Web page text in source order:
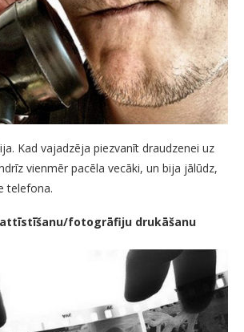
Kad vajadzēja piezvanīt draudzenei uz
vienmēr pacēla vecāki, un bija jālūdz,
telefona.
fotogrāfiju drukāšanu